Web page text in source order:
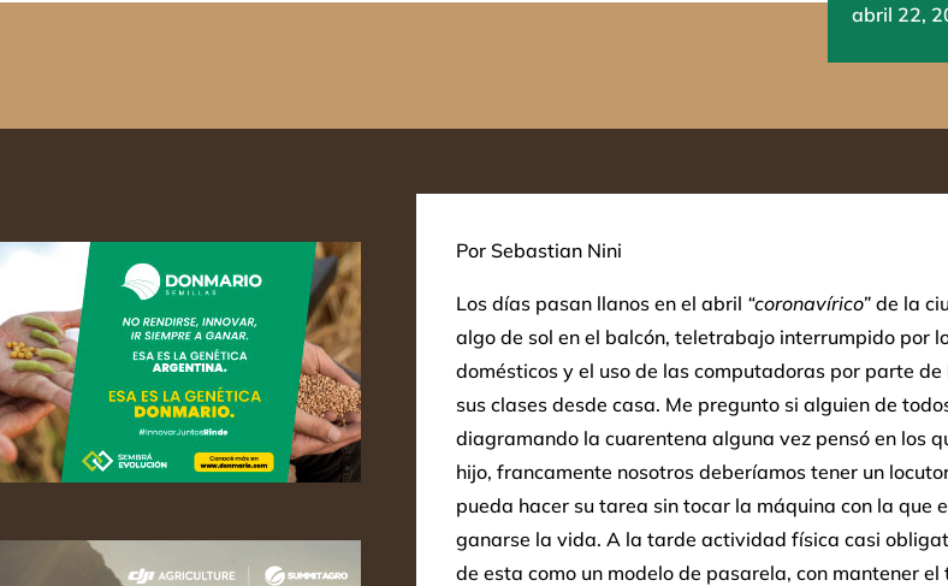
abril 22,
Por Sebastian Nini
Los días pasan llanos en el abril “coronavírico”de la
algo de sol en el balcón, teletrabajo interrumpido por
domésticos y el uso de las computadoras por parte de
sus clases desde casa. Me pregunto si alguien de
diagramando la cuarentena alguna vez pensó en los
hijo, francamente nosotros deberíamos tener un
pueda hacer su tarea sin tocar la máquina con la que
ganarse la vida. A la tarde actividad física casi
de esta como un modelo de pasarela, con mantener